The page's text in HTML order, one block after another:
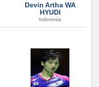
Devin Artha WA
HYUDI
Indonesia